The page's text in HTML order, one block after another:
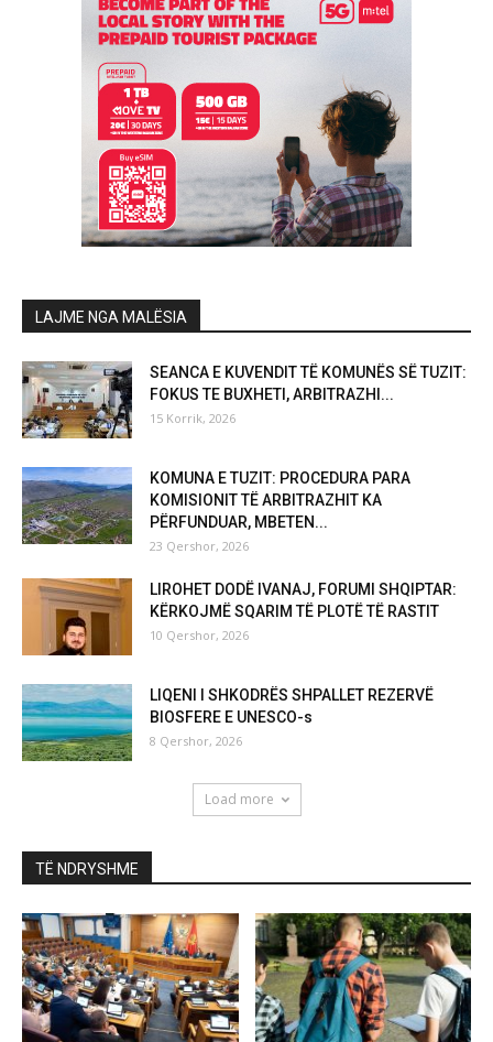
LAJME NGA MALËSIA
SEANCA E KUVENDIT TË KOMUNËS SË TUZIT:
FOKUS TE BUXHETI, ARBITRAZHI...
15 Korrik, 2026
KOMUNA E TUZIT: PROCEDURA PARA
KOMISIONIT TË ARBITRAZHIT KA
PËRFUNDUAR, MBETEN...
23 Qershor, 2026
LIROHET DODË IVANAJ, FORUMI SHQIPTAR:
KËRKOJMË SQARIM TË PLOTË TË RASTIT
10 Qershor, 2026
LIQENI I SHKODRËS SHPALLET REZERVË
BIOSFERE E UNESCO-s
8 Qershor, 2026
Load more
TË NDRYSHME